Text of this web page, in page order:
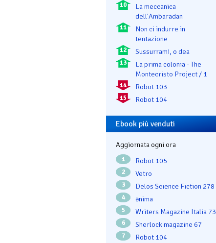
10
La meccanica
dell'Ambaradan
11
Non ci indurre in
tentazione
12 Sussurrami, o dea
13
La prima colonia - The
Montecristo Project / 1
14 Robot 103
15 Robot 104
Ebook più venduti
Aggiornata ogni ora
1 Robot 105
2 Vetro
3 Delos Science Fiction 278
4 ənima
5 Writers Magazine Italia 73
6 Sherlock magazine 67
7 Robot 104